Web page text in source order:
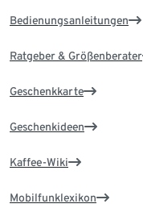
Bedienungsanleitungen
Ratgeber & Größenberater
Geschenkkarte
Geschenkideen
Kaffee-Wiki
Mobilfunklexikon